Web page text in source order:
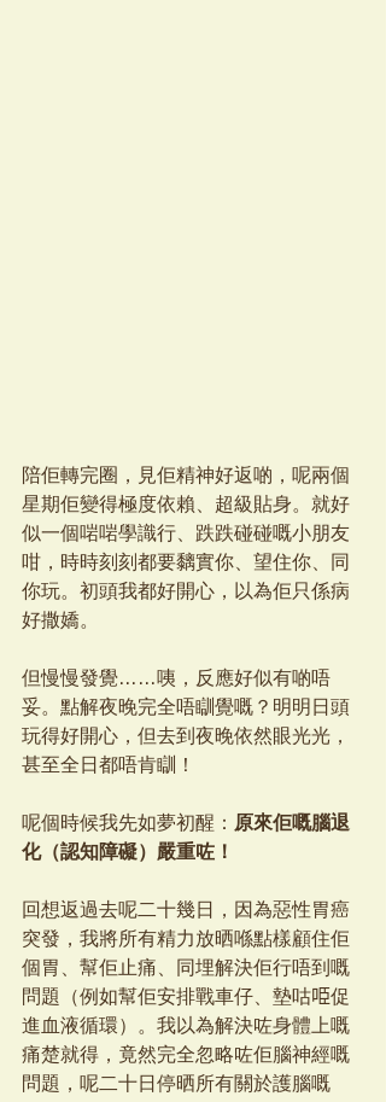
陪佢轉完圈，見佢精神好返啲，呢兩個
星期佢變得極度依賴、超級貼身。就好
似一個啱啱學識行、跌跌碰碰嘅小朋友
咁，時時刻刻都要黐實你、望住你、同
你玩。初頭我都好開心，以為佢只係病
好撒嬌。
但慢慢發覺……咦，反應好似有啲唔
妥。點解夜晚完全唔瞓覺嘅？明明日頭
玩得好開心，但去到夜晚依然眼光光，
甚至全日都唔肯瞓！
呢個時候我先如夢初醒： 原來佢嘅腦退
化（認知障礙）嚴重咗！
回想返過去呢二十幾日，因為惡性胃癌
突發，我將所有精力放晒喺點樣顧住佢
個胃、幫佢止痛、同埋解決佢行唔到嘅
問題（例如幫佢安排戰車仔、墊咕𠱸促
進血液循環）。我以為解決咗身體上嘅
痛楚就得，竟然完全忽略咗佢腦神經嘅
問題，呢二十日停晒所有關於護腦嘅